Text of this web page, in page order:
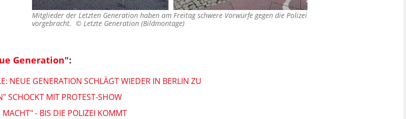
Mitglieder der Letzten Generation haben am Freitag schwere Vorwürfe gegen die Polizei
vorgebracht. © Letzte Generation (Bildmontage)
Generation":
NEUE GENERATION SCHLÄGT WIEDER IN BERLIN ZU
SCHOCKT MIT PROTEST-SHOW
- BIS DIE POLIZEI KOMMT